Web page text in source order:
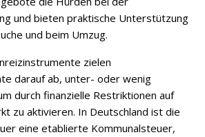
und bieten praktische Unterstützung
und beim Umzug.
zielen
darauf ab, unter- oder wenig
durch finanzielle Restriktionen auf
zu aktivieren. In Deutschland ist die
eine etablierte Kommunalsteuer,